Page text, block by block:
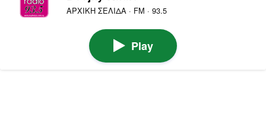
ΑΡΧΙΚΗ ΣΕΛΙΔΑ · FM · 93.5
Play